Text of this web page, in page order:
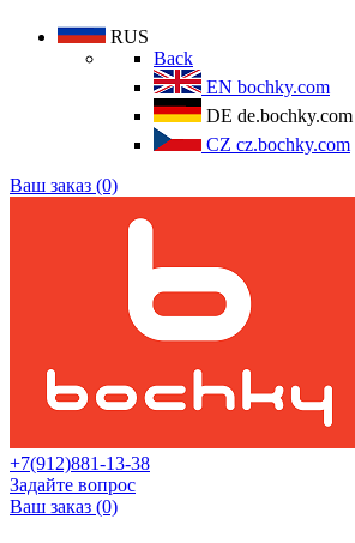
RUS
Back
EN bochky.com
DE de.bochky.com
CZ cz.bochky.com
Ваш заказ (0)
+7(912)881-13-38
Задайте вопрос
Ваш заказ (0)